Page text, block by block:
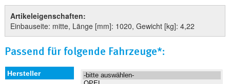
Artikeleigenschaften:
Einbauseite: mitte, Länge [mm]: 1020, Gewicht [kg]: 4,22
Passend für folgende Fahrzeuge*: